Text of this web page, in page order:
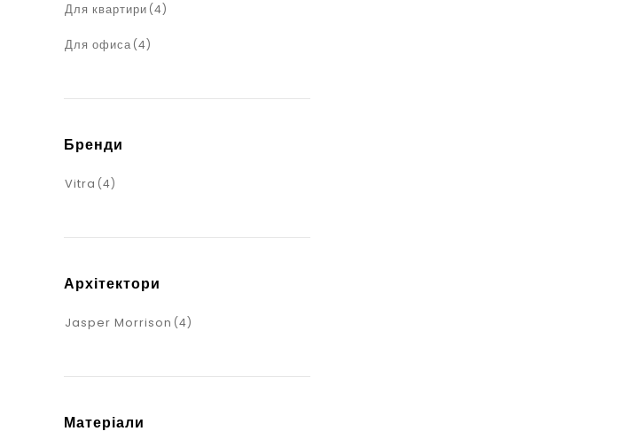
Для квартири (4)
Для офиса(4)
Бренди
Vitra (4)
Архітектори
Jasper Morrison (4)
Матеріали